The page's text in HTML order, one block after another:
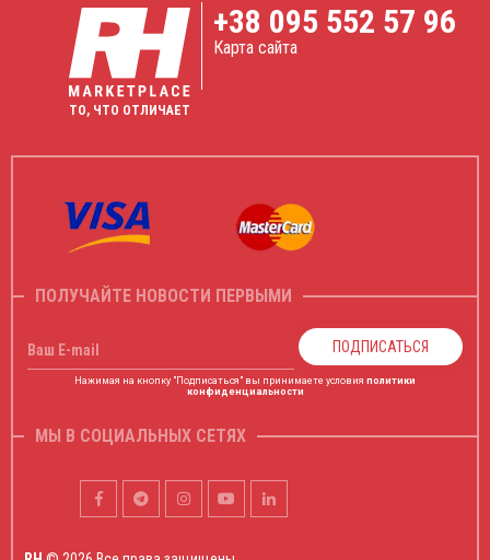
ТО, ЧТО ОТЛИЧАЕТ
+38 095 552 57 96
Карта сайта
ПОЛУЧАЙТЕ НОВОСТИ ПЕРВЫМИ
Ваш E-mail ПОДПИСАТЬСЯ
Нажимая на кнопку "Подписаться" вы принимаете условия политики
конфиденциальности
МЫ В СОЦИАЛЬНЫХ СЕТЯХ